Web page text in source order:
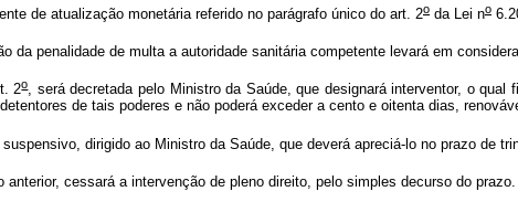
de atualização monetária referido no parágrafo único do art. 2o da Lei no
da penalidade de multa a autoridade sanitária competente levará em
2o, será decretada pelo Ministro da Saúde, que designará interventor, o qual
de tais poderes e não poderá exceder a cento e oitenta dias,
dirigido ao Ministro da Saúde, que deverá apreciá-lo no prazo de
cessará a intervenção de pleno direito, pelo simples decurso do prazo.